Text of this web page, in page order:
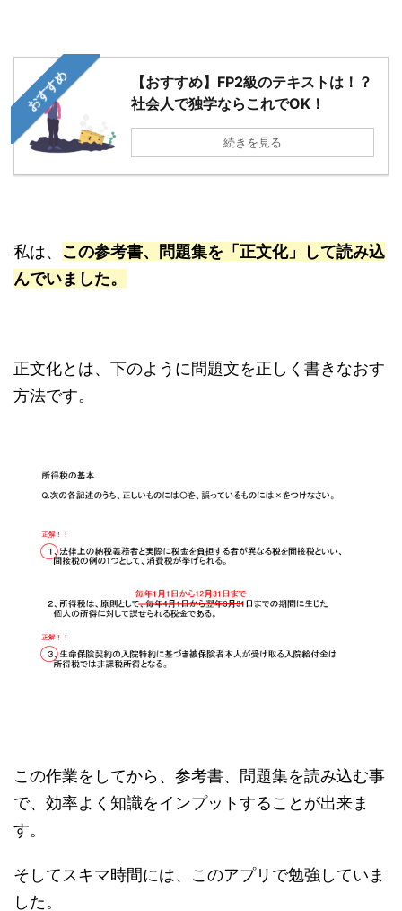
おすすめ
【おすすめ】FP2級のテキストは！？
社会人で独学ならこれでOK！
続きを見る
私は、 この参考書、問題集を「正文化」して読み込
んでいました。
正文化とは、下のように問題文を正しく書きなおす
方法です。
この作業をしてから、参考書、問題集を読み込む事
で、効率よく知識をインプットすることが出来ま
す。
そしてスキマ時間には、このアプリで勉強していま
した。